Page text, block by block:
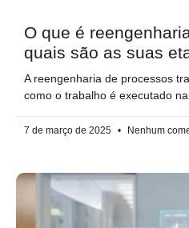
O que é
quais são as suas
A reengenharia de processos
como o trabalho é executado na
7 de março de 2025 Nenhum